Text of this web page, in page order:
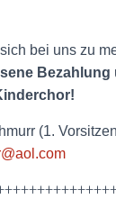
bei uns zu
Bezahlung
(1.